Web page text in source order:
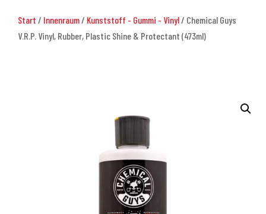
Start / Innenraum/ Kunststoff - Gummi - Vinyl/ Chemical Guys
V.R.P. Vinyl, Rubber, Plastic Shine & Protectant (473ml)